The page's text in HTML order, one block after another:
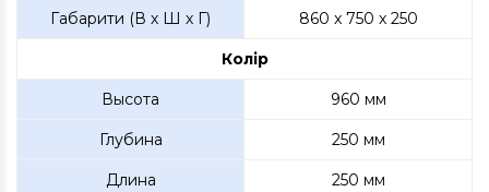
Габарити (В х Ш х Г) 860 x 750 x 250
Колір
Высота 960 мм
Глубина 250 мм
Длина 250 мм